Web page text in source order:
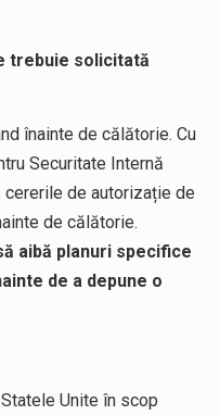
trebuie solicitată
înainte de călătorie. Cu
Securitate Internă
de autorizație de
de călătorie.
aibă planuri specifice
de a depune o
Unite în scop